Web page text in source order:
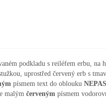
podkladu s reiléfem erbu, na
uprostřed červený erb s
písmem text do oblouku
malým červeným písmem